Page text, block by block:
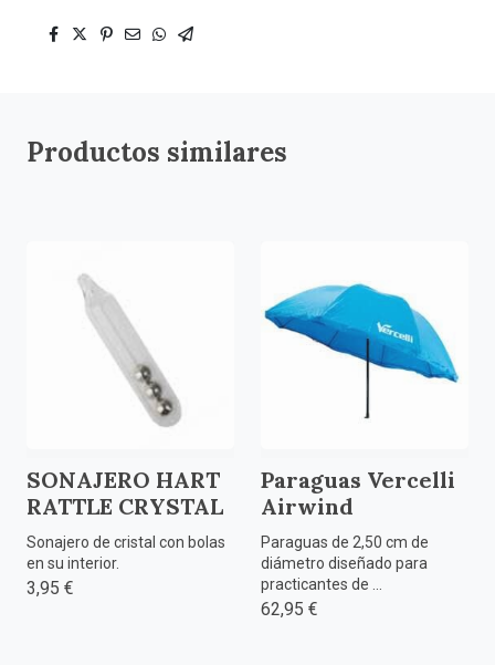
Productos similares
SONAJERO HART
RATTLE CRYSTAL
Sonajero de cristal con bolas
en su interior.
3,95 €
Paraguas Vercelli
Airwind
Paraguas de 2,50 cm de
diámetro diseñado para
practicantes de ...
62,95 €